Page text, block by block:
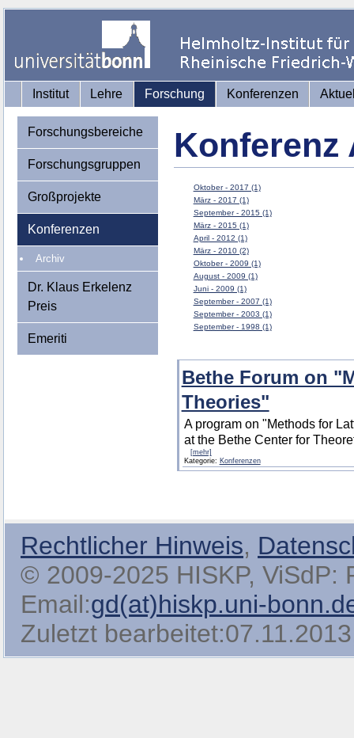
Institut Lehre Forschung Konferenzen
Forschungsbereiche
Forschungsgruppen
Großprojekte
Konferenzen
Archiv
Dr. Klaus Erkelenz
Preis
Emeriti
Konferenz
Oktober - 2017 (1)
März - 2017 (1)
September - 2015 (1)
März - 2015 (1)
April - 2012 (1)
März - 2010 (2)
Oktober - 2009 (1)
August - 2009 (1)
Juni - 2009 (1)
September - 2007 (1)
September - 2003 (1)
September - 1998 (1)
Bethe Forum on
Theories"
A program on "Methods for
at the Bethe Center for
[mehr]
Kategorie: Konferenzen
Rechtlicher Hinweis,
© 2009-2025 HISKP, ViSdP:
Email:gd(at)hiskp.uni-
Zuletzt